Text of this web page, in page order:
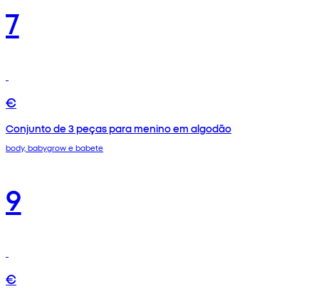
7
€
Conjunto de 3 peças para menino em algodão
body, babygrow e babete
9
€